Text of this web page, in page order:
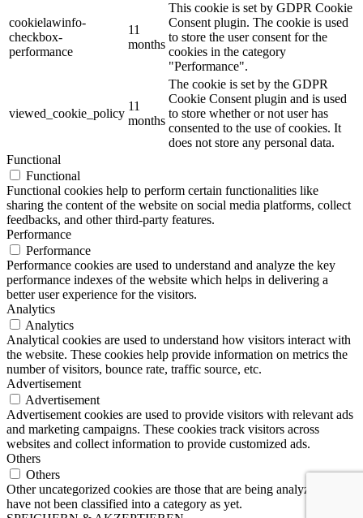
cookielawinfo-
checkbox-
performance
11
months
This cookie is set by GDPR Cookie
Consent plugin. The cookie is used
to store the user consent for the
cookies in the category
"Performance".
viewed_cookie_policy
11
months
The cookie is set by the GDPR
Cookie Consent plugin and is used
to store whether or not user has
consented to the use of cookies. It
does not store any personal data.
Functional
Functional
Functional cookies help to perform certain functionalities like
sharing the content of the website on social media platforms, collect
feedbacks, and other third-party features.
Performance
Performance
Performance cookies are used to understand and analyze the key
performance indexes of the website which helps in delivering a
better user experience for the visitors.
Analytics
Analytics
Analytical cookies are used to understand how visitors interact with
the website. These cookies help provide information on metrics the
number of visitors, bounce rate, traffic source, etc.
Advertisement
Advertisement
Advertisement cookies are used to provide visitors with relevant ads
and marketing campaigns. These cookies track visitors across
websites and collect information to provide customized ads.
Others
Others
Other uncategorized cookies are those that are being analyzed and
have not been classified into a category as yet.